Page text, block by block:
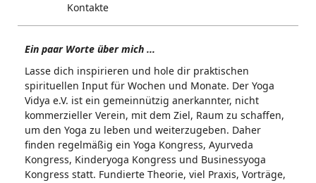
Kontakte
Ein paar Worte über mich ...
Lasse dich inspirieren und hole dir praktischen
spirituellen Input für Wochen und Monate. Der Yoga
Vidya e.V. ist ein gemeinnützig anerkannter, nicht
kommerzieller Verein, mit dem Ziel, Raum zu schaffen,
um den Yoga zu leben und weiterzugeben. Daher
finden regelmäßig ein Yoga Kongress, Ayurveda
Kongress, Kinderyoga Kongress und Businessyoga
Kongress statt. Fundierte Theorie, viel Praxis, Vorträge,